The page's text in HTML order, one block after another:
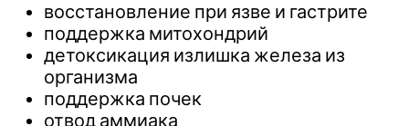
восстановление при язве и гастрите
поддержка митохондрий
детоксикация излишка железа из
организма
поддержка почек
отвод аммиака